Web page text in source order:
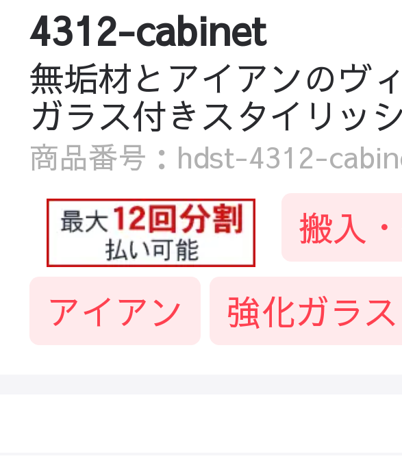
4312-cabinet
無垢材とアイアンのヴ
ガラス付きスタイリッ
商品番号：hdst-4312-
搬入
アイアン
強化ガラス